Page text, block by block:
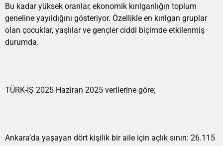
Bu kadar yüksek oranlar, ekonomik kırılganlığın toplum
geneline yayıldığını gösteriyor. Özellikle en kırılgan gruplar
olan çocuklar, yaşlılar ve gençler ciddi biçimde etkilenmiş
durumda.
TÜRK-İŞ 2025 Haziran 2025 verilerine göre;
Ankara’da yaşayan dört kişilik bir aile için açlık sınırı: 26.115